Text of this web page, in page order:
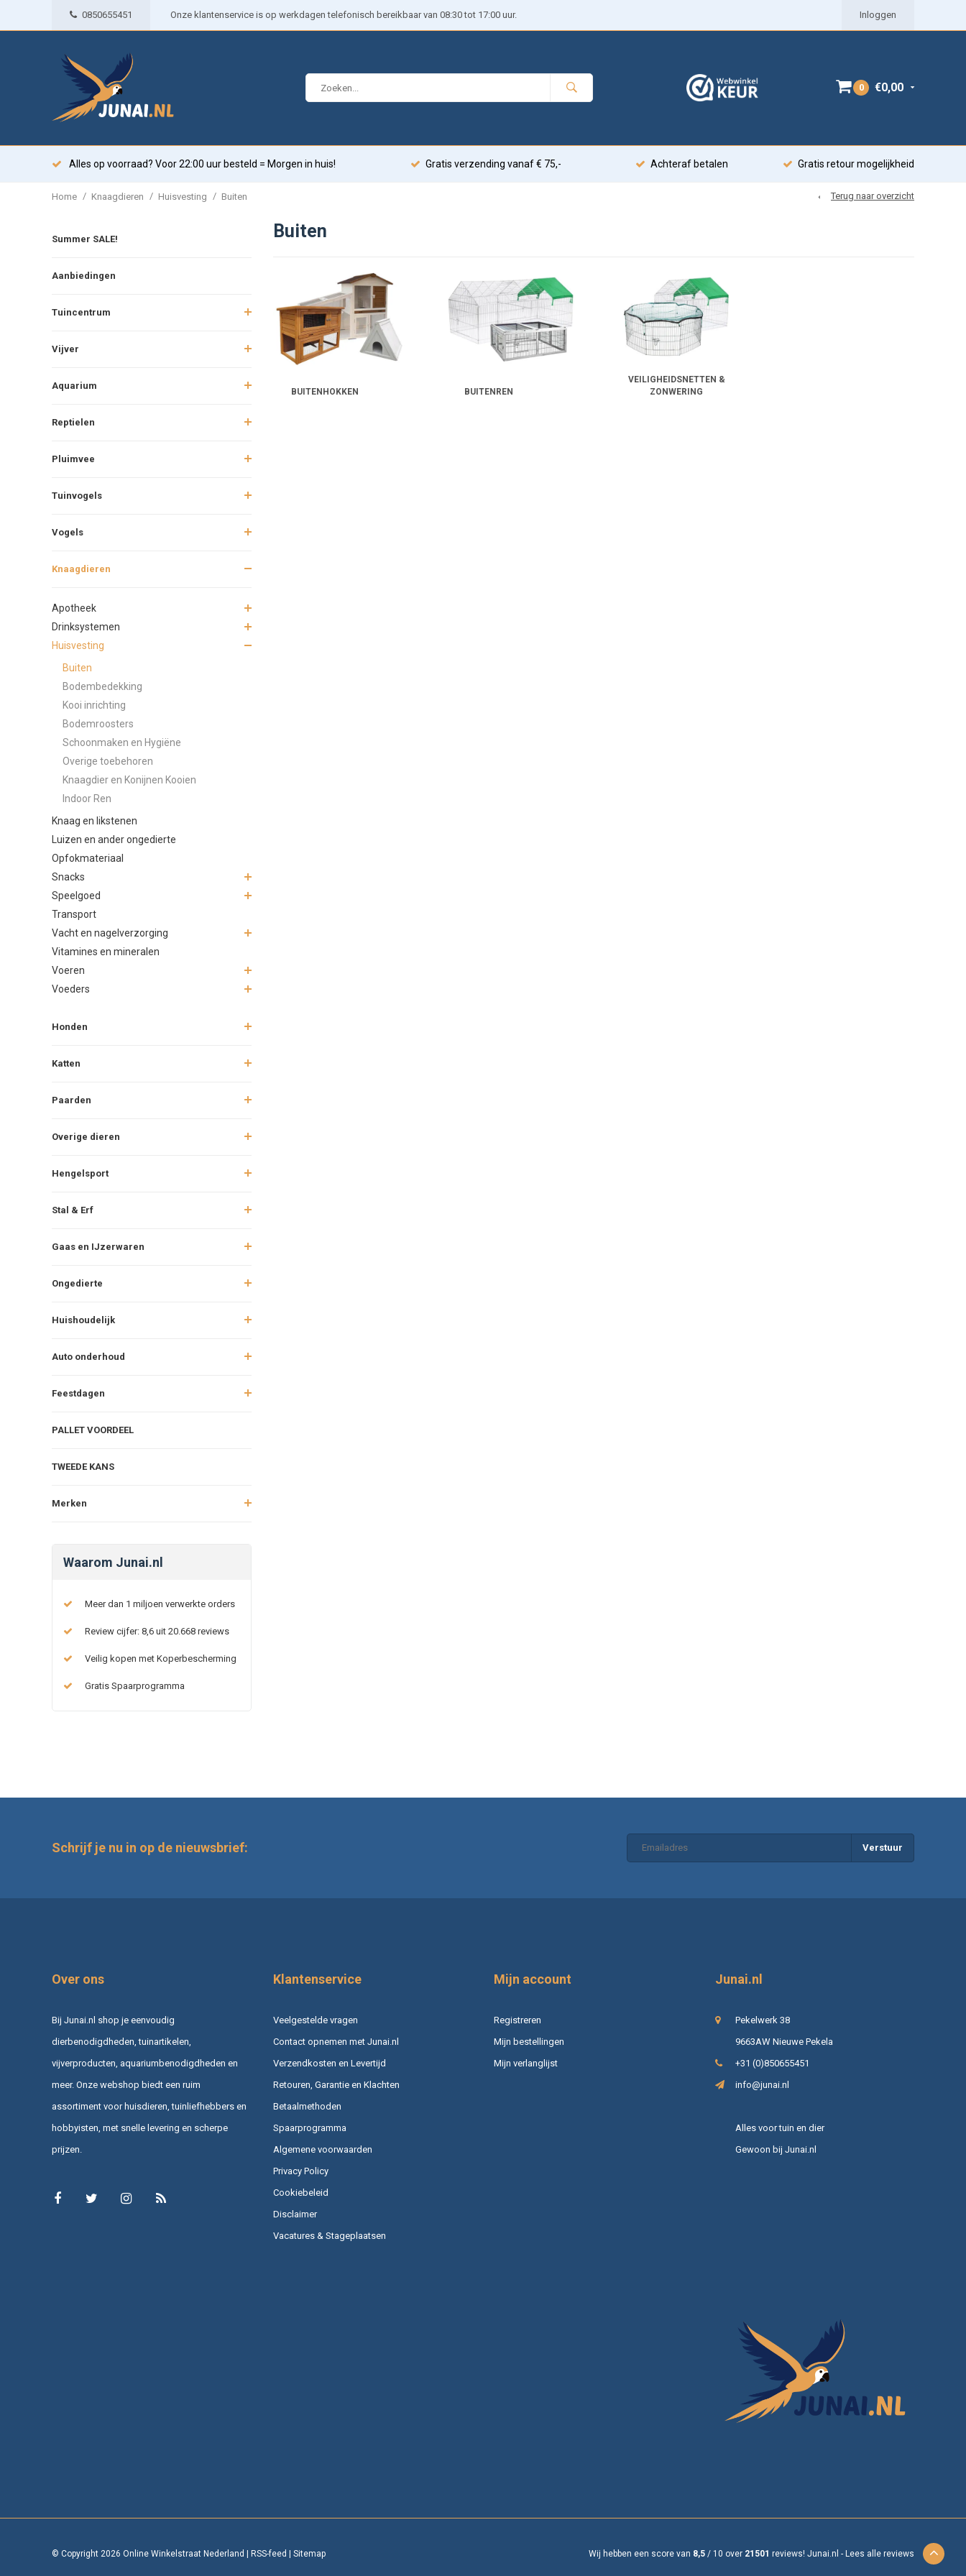
0850655451 Onze klantenservice is op werkdagen telefonisch bereikbaar van 08:30 tot 17:00 uur. Inloggen
0 €0,00
Alles op voorraad? Voor 22:00 uur besteld = Morgen in huis! Gratis verzending vanaf € 75,- Achteraf betalen Gratis retour mogelijkheid
Home / Knaagdieren / Huisvesting / Buiten Terug naar overzicht
Summer SALE!
Aanbiedingen
Tuincentrum
Vijver
Aquarium
Reptielen
Pluimvee
Tuinvogels
Vogels
Knaagdieren
Apotheek
Drinksystemen
Huisvesting
Buiten
Bodembedekking
Kooi inrichting
Bodemroosters
Schoonmaken en Hygiëne
Overige toebehoren
Knaagdier en Konijnen Kooien
Indoor Ren
Knaag en likstenen
Luizen en ander ongedierte
Opfokmateriaal
Snacks
Speelgoed
Transport
Vacht en nagelverzorging
Vitamines en mineralen
Voeren
Voeders
Honden
Katten
Paarden
Overige dieren
Hengelsport
Stal & Erf
Gaas en IJzerwaren
Ongedierte
Huishoudelijk
Auto onderhoud
Feestdagen
PALLET VOORDEEL
TWEEDE KANS
Merken
Waarom Junai.nl
Meer dan 1 miljoen verwerkte orders
Review cijfer: 8,6 uit 20.668 reviews
Veilig kopen met Koperbescherming
Gratis Spaarprogramma
Buiten
BUITENHOKKEN BUITENREN
VEILIGHEIDSNETTEN &
ZONWERING
Schrijf je nu in op de nieuwsbrief: Verstuur
Over ons
Bij Junai.nl shop je eenvoudig
dierbenodigdheden, tuinartikelen,
vijverproducten, aquariumbenodigdheden en
meer. Onze webshop biedt een ruim
assortiment voor huisdieren, tuinliefhebbers en
hobbyisten, met snelle levering en scherpe
prijzen.
Klantenservice
Veelgestelde vragen
Contact opnemen met Junai.nl
Verzendkosten en Levertijd
Retouren, Garantie en Klachten
Betaalmethoden
Spaarprogramma
Algemene voorwaarden
Privacy Policy
Cookiebeleid
Disclaimer
Vacatures & Stageplaatsen
Mijn account
Registreren
Mijn bestellingen
Mijn verlanglijst
Junai.nl
Pekelwerk 38
9663AW Nieuwe Pekela
+31 (0)850655451
info@junai.nl
Alles voor tuin en dier
Gewoon bij Junai.nl
© Copyright 2026 Online Winkelstraat Nederland | RSS-feed | Sitemap Wij hebben een score van 8,5 / 10 over 21501 reviews! Junai.nl - Lees alle reviews